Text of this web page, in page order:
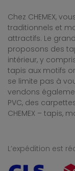
Chez CHEMEX,
traditionnels et
attractifs. Le
proposons des
intérieur, y
tapis aux motifs
se limite pas à
vendons
PVC, des
CHEMEX – tapis,
L’expédition est